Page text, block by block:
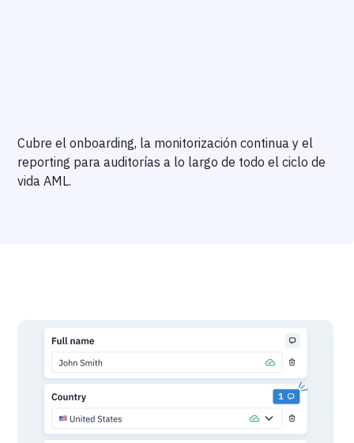
Cubre el onboarding, la monitorización continua y el
reporting para auditorías a lo largo de todo el ciclo de
vida AML.